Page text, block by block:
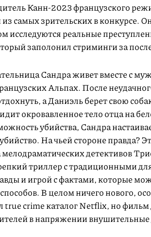
Канн-2023 французского
самых зрительских в конкурсе.
исследуются реальные
заполонил стриминги за
Сандра живет вместе с
Альпах. После
а Даниэль берет свою
окровавленное тело отца на
убийства, Сандра
На чьей стороне правда?
детективов
триллер с традиционными
и игрой с фактами, которые
В целом ничего нового,
true crime каталог Netflix, но
в напряжении внушительные